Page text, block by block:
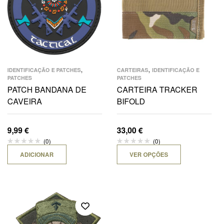
IDENTIFICAÇÃO E PATCHES,
PATCHES
PATCH BANDANA DE
CAVEIRA
9,99€
(0)
ADICIONAR
CARTEIRAS, IDENTIFICAÇÃO E
PATCHES
CARTEIRA TRACKER
BIFOLD
33,00€
(0)
VER OPÇÕES